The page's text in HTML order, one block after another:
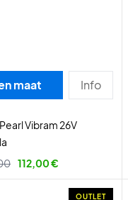
maat Info
Vibram 26V
112,00 €
OUTLET